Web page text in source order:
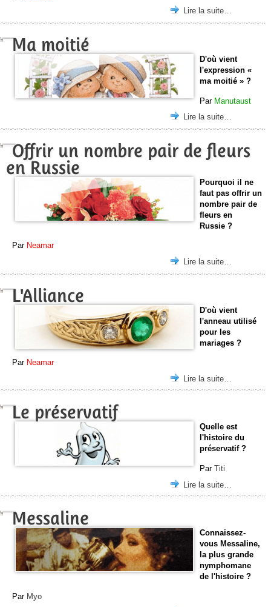
Lire la suite…
Ma moitié
D'où vient
l'expression «
ma moitié » ?
Par Manutaust
Lire la suite…
Offrir un nombre pair de fleurs
en Russie
Pourquoi il ne
faut pas offrir un
nombre pair de
fleurs en
Russie ?
Par Neamar
Lire la suite…
L'Alliance
D'où vient
l'anneau utilisé
pour les
mariages ?
Par Neamar
Lire la suite…
Le préservatif
Quelle est
l'histoire du
préservatif ?
Par Titi
Lire la suite…
Messaline
Connaissez-
vous Messaline,
la plus grande
nymphomane
de l'histoire ?
Par Myo